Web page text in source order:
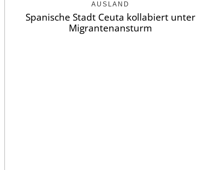
AUSLAND
Spanische Stadt Ceuta kollabiert unter
Migrantenansturm